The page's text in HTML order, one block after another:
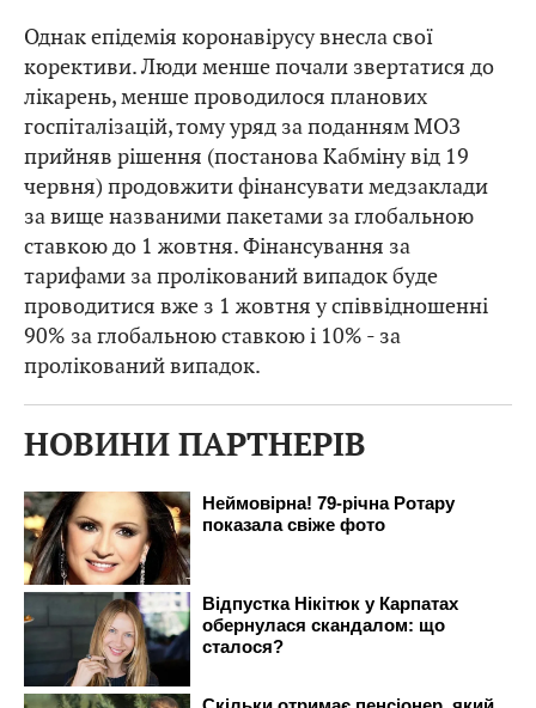
Однак епідемія коронавірусу внесла свої
корективи. Люди менше почали звертатися до
лікарень, менше проводилося планових
госпіталізацій, тому уряд за поданням МОЗ
прийняв рішення (постанова Кабміну від 19
червня) продовжити фінансувати медзаклади
за вище названими пакетами за глобальною
ставкою до 1 жовтня. Фінансування за
тарифами за пролікований випадок буде
проводитися вже з 1 жовтня у співвідношенні
90% за глобальною ставкою і 10% - за
пролікований випадок.
НОВИНИ ПАРТНЕРІВ